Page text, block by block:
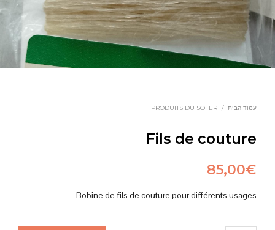
עמוד הבית /
PRODUITS DU SOFER
Fils de couture
85,00€
Bobine de fils de couture pour différents usages